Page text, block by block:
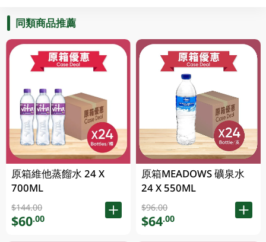
同類商品推薦
原箱維他蒸餾水 24 X
700ML
$144.00
$60.00
原箱MEADOWS 礦泉水
24 X 550ML
$96.00
$64.00